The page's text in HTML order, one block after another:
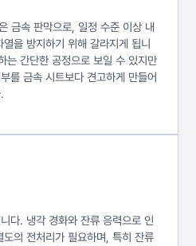
금속 판막으로, 일정 수준 이상 내
을 방지하기 위해 갈라지게 됩니
는 간단한 공정으로 보일 수 있지만
를 금속 시트보다 견고하게 만들어
다. 냉각 경화와 잔류 응력으로 인
의 전처리가 필요하며, 특히 잔류